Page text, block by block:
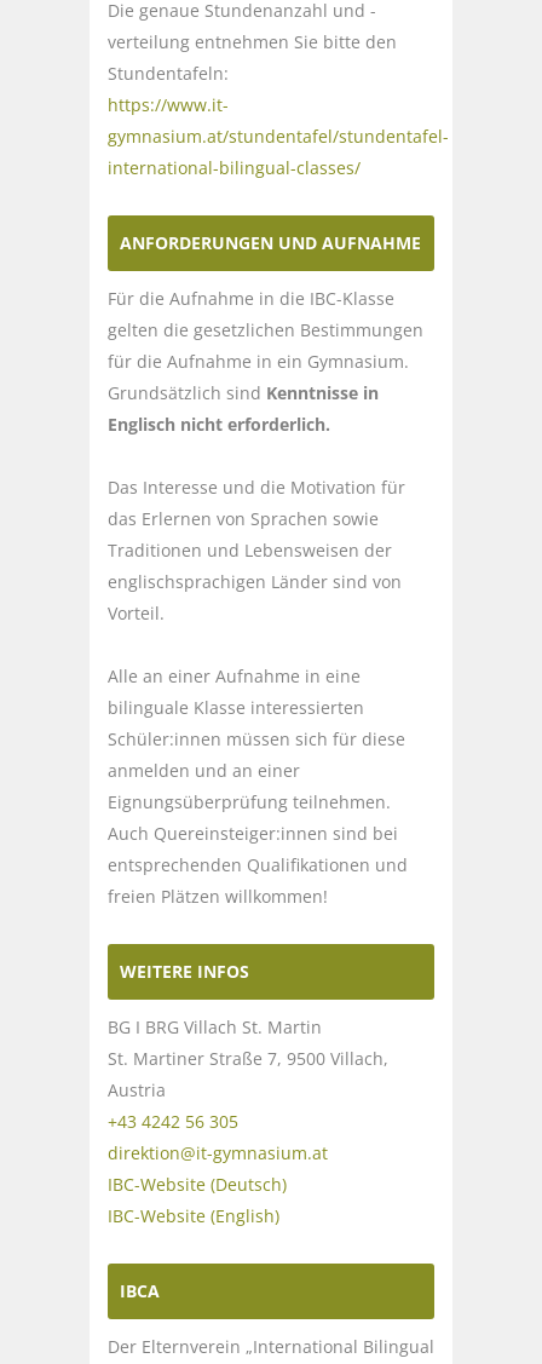
Die genaue Stundenanzahl und -
verteilung entnehmen Sie bitte den
Stundentafeln:
https://www.it-
gymnasium.at/stundentafel/stundentafel-
international-bilingual-classes/
ANFORDERUNGEN UND AUFNAHME
Für die Aufnahme in die IBC-Klasse
gelten die gesetzlichen Bestimmungen
für die Aufnahme in ein Gymnasium.
Grundsätzlich sind Kenntnisse in
Englisch nicht erforderlich.
Das Interesse und die Motivation für
das Erlernen von Sprachen sowie
Traditionen und Lebensweisen der
englischsprachigen Länder sind von
Vorteil.
Alle an einer Aufnahme in eine
bilinguale Klasse interessierten
Schüler:innen müssen sich für diese
anmelden und an einer
Eignungsüberprüfung teilnehmen.
Auch Quereinsteiger:innen sind bei
entsprechenden Qualifikationen und
freien Plätzen willkommen!
WEITERE INFOS
BG I BRG Villach St. Martin
St. Martiner Straße 7, 9500 Villach,
Austria
+43 4242 56 305
direktion@it-gymnasium.at
IBC-Website (Deutsch)
IBC-Website (English)
IBCA
Der Elternverein „International Bilingual